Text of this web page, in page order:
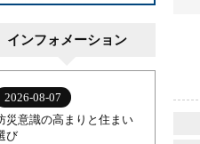
インフォメーション